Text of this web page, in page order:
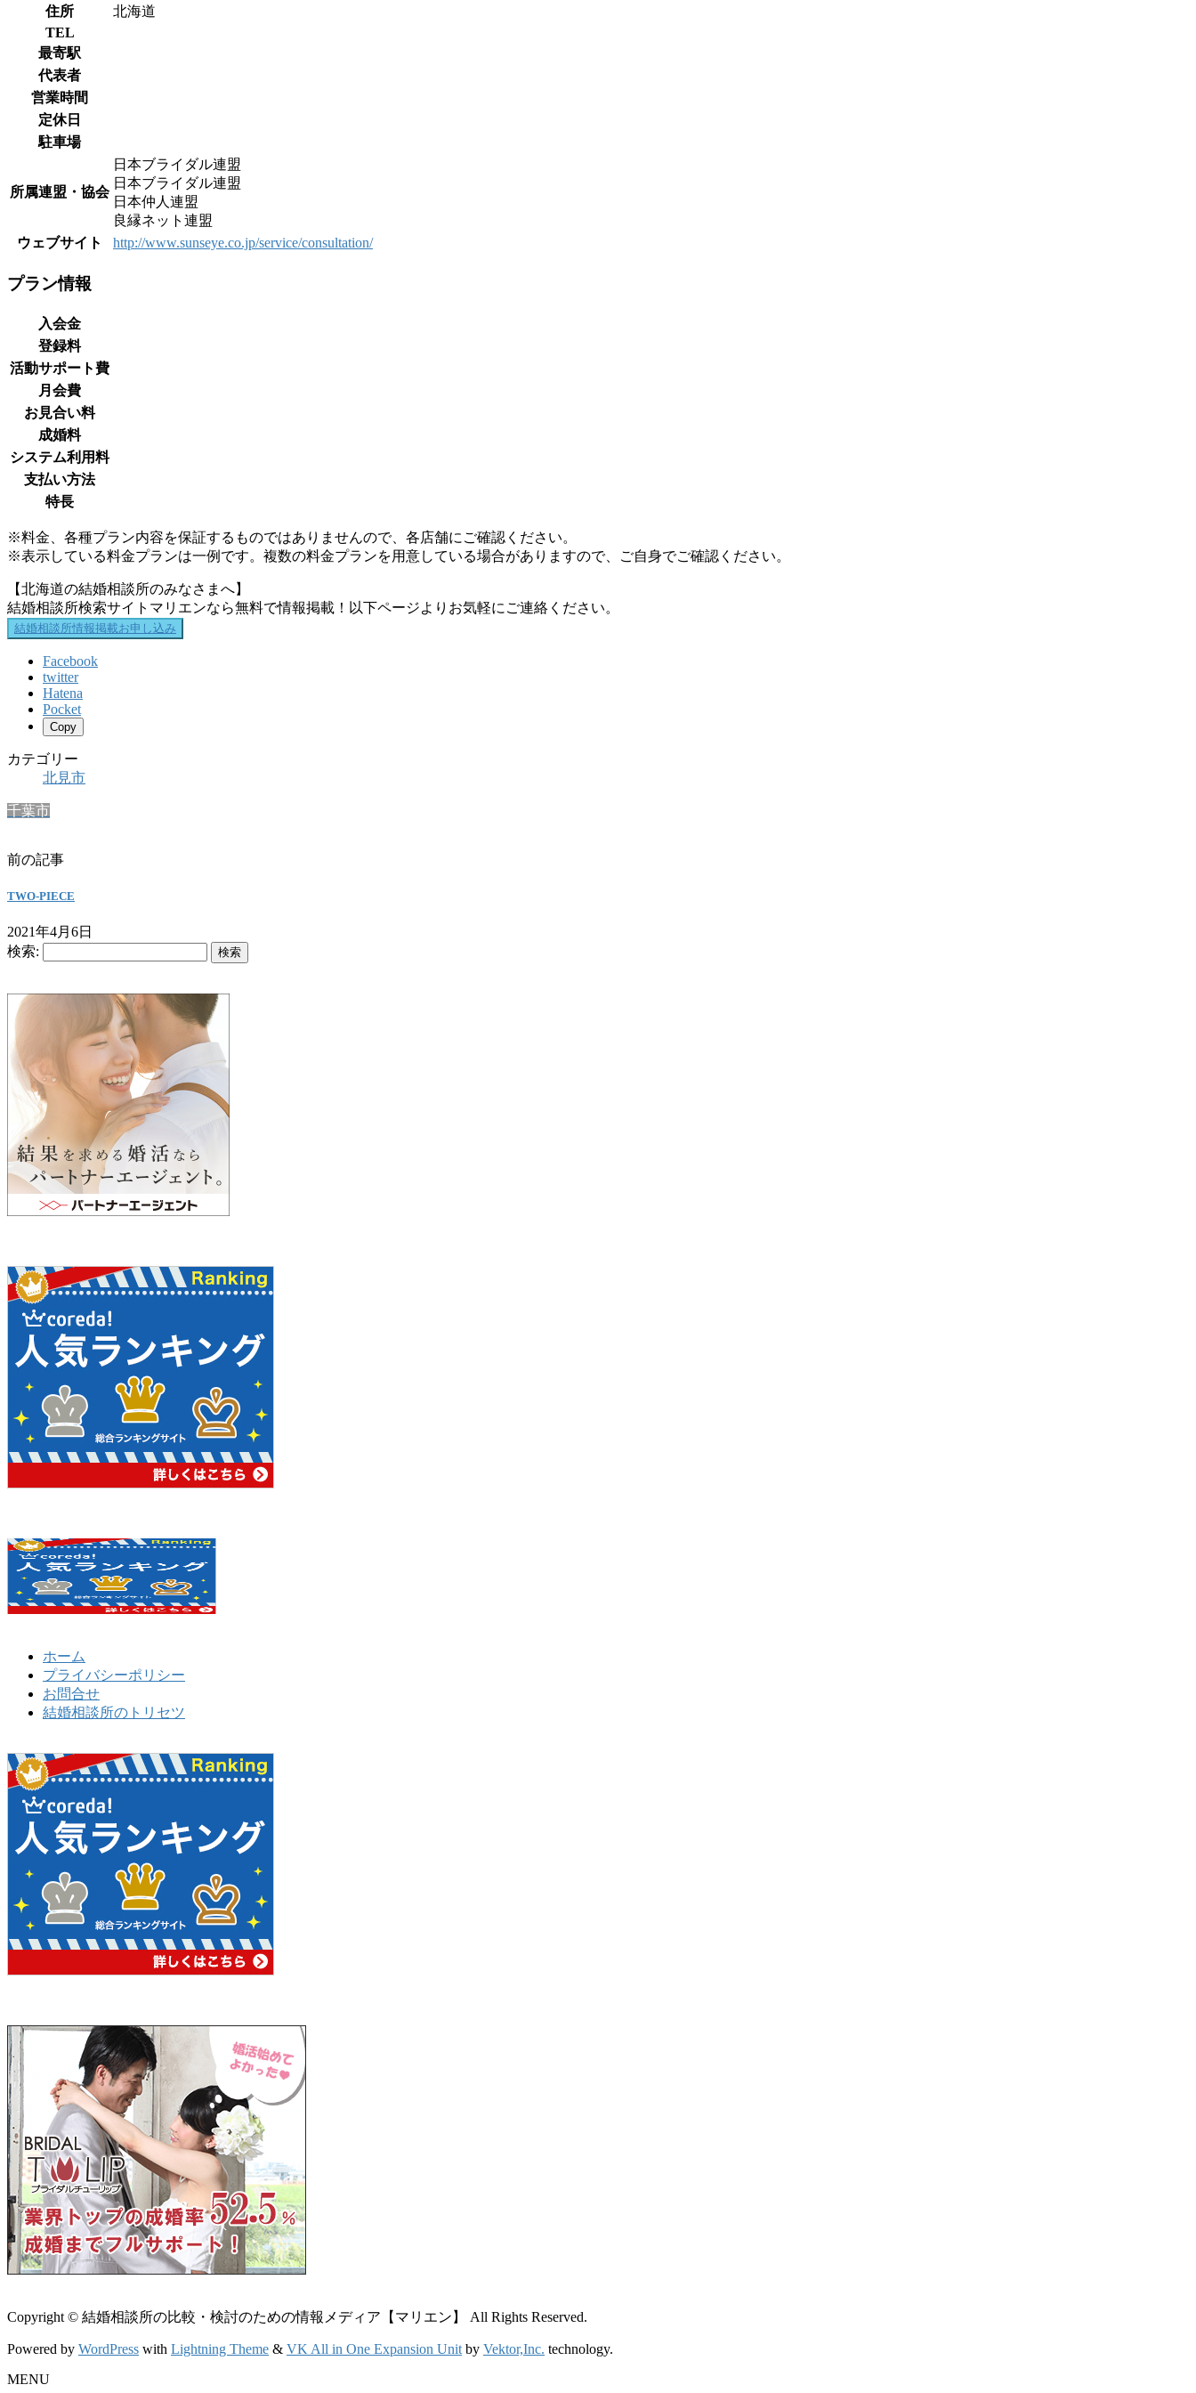
住所
北海道
TEL
最寄駅
代表者
営業時間
定休日
駐車場
所属連盟・協会
日本ブライダル連盟
日本ブライダル連盟
日本仲人連盟
良縁ネット連盟
ウェブサイト
http://www.sunseye.co.jp/service/consultation/
プラン情報
入会金
登録料
活動サポート費
月会費
お見合い料
成婚料
システム利用料
支払い方法
特長
※料金、各種プラン内容を保証するものではありませんので、各店舗にご確認ください。
※表示している料金プランは一例です。複数の料金プランを用意している場合がありますので、ご自身でご確認ください。
【北海道の結婚相談所のみなさまへ】
結婚相談所検索サイトマリエンなら無料で情報掲載！以下ページよりお気軽にご連絡ください。
結婚相談所情報掲載お申し込み
Facebook
twitter
Hatena
Pocket
Copy
カテゴリー
北見市
千葉市
前の記事
TWO-PIECE
2021年4月6日
検索:
ホーム
プライバシーポリシー
お問合せ
結婚相談所のトリセツ
Copyright © 結婚相談所の比較・検討のための情報メディア【マリエン】 All Rights Reserved.
Powered by WordPress with Lightning Theme & VK All in One Expansion Unit by Vektor,Inc. technology.
MENU